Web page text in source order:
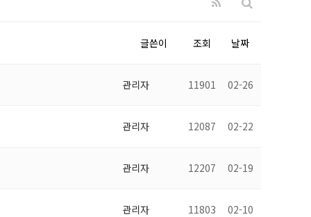
글쓴이 조회 날짜
관리자 11901 02-26
관리자 12087 02-22
관리자 12207 02-19
관리자 11803 02-10